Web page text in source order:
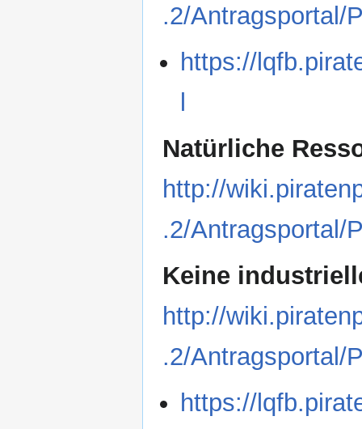
.2/Antragsportal/
https://
Natürliche
http://
.2/Antragsportal/
Keine
http://
.2/Antragsportal/
https://